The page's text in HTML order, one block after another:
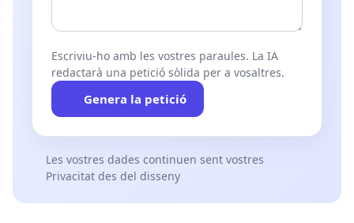
Escriviu-ho amb les vostres paraules. La IA
redactarà una petició sòlida per a vosaltres.
Genera la petició
Les vostres dades continuen sent vostres
Privacitat des del disseny